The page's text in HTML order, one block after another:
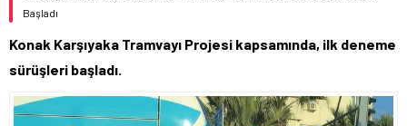
Başladı
Konak Karşıyaka Tramvayı Projesi kapsamında, ilk deneme
sürüşleri başladı.